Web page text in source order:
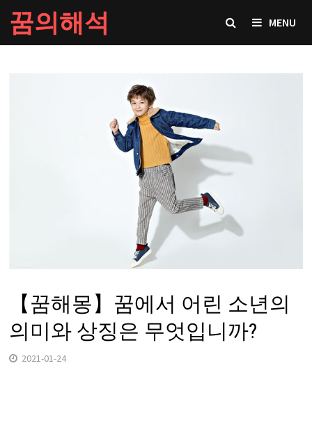
Skip
to
content
꿈의해석 MENU
【꿈해몽】꿈에서 어린 소년의
의미와 상징은 무엇입니까?
2021-01-24